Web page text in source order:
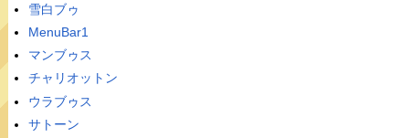
雪白ブゥ
MenuBar1
マンブゥス
チャリオットン
ウラブゥス
サトーン